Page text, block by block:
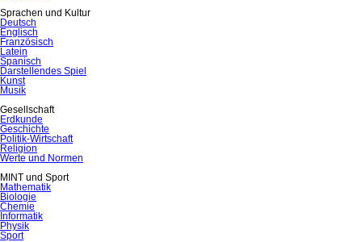
Sprachen und Kultur
Deutsch
Englisch
Französisch
Latein
Spanisch
Darstellendes Spiel
Kunst
Musik
Gesellschaft
Erdkunde
Geschichte
Politik-Wirtschaft
Religion
Werte und Normen
MINT und Sport
Mathematik
Biologie
Chemie
Informatik
Physik
Sport